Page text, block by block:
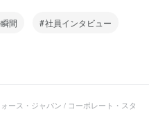
間 社員インタビュー
ース・ジャパン / コーポレート・スタ